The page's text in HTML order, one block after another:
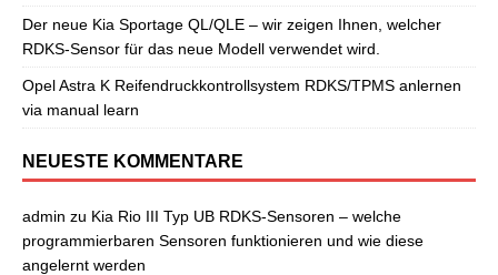
Der neue Kia Sportage QL/QLE – wir zeigen Ihnen, welcher
RDKS-Sensor für das neue Modell verwendet wird.
Opel Astra K Reifendruckkontrollsystem RDKS/TPMS anlernen
via manual learn
NEUESTE KOMMENTARE
admin zu Kia Rio III Typ UB RDKS-Sensoren – welche
programmierbaren Sensoren funktionieren und wie diese
angelernt werden